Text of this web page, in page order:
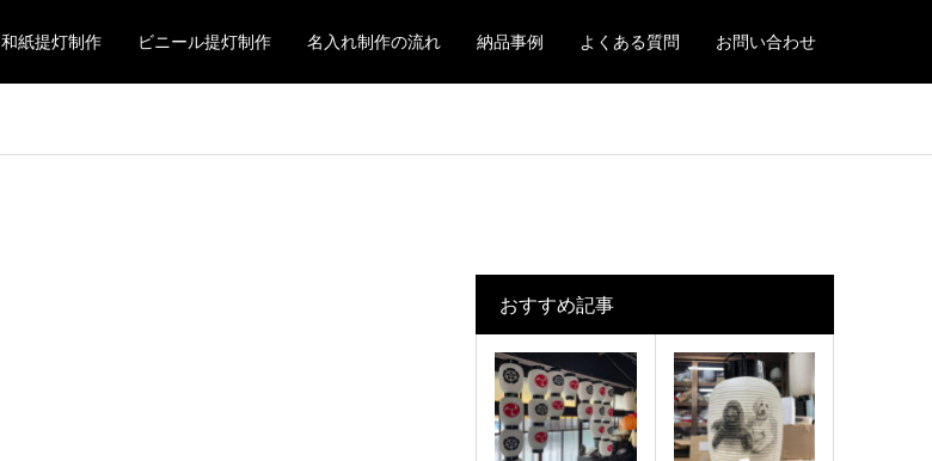
和紙提灯制作 ビニール提灯制作 名入れ制作の流れ 納品事例 よくある質問 お問い合わせ
おすすめ記事